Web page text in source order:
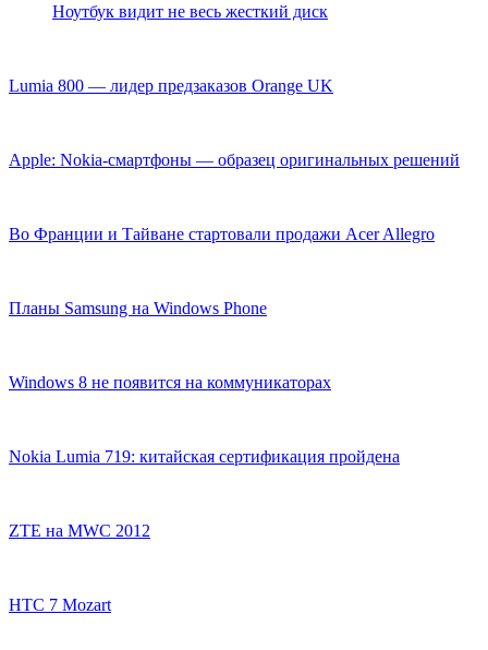
Ноутбук видит не весь жесткий диск
Lumia 800 — лидер предзаказов Orange UK
Apple: Nokia-смартфоны — образец оригинальных решений
Во Франции и Тайване стартовали продажи Acer Allegro
Планы Samsung на Windows Phone
Windows 8 не появится на коммуникаторах
Nokia Lumia 719: китайская сертификация пройдена
ZTE на MWC 2012
HTC 7 Mozart